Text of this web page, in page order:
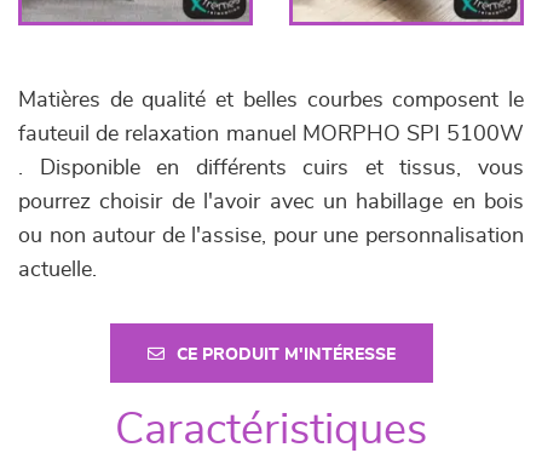
Matières de qualité et belles courbes composent le
fauteuil de relaxation manuel MORPHO SPI 5100W
. Disponible en différents cuirs et tissus, vous
pourrez choisir de l'avoir avec un habillage en bois
ou non autour de l'assise, pour une personnalisation
actuelle.
CE PRODUIT M'INTÉRESSE
Caractéristiques